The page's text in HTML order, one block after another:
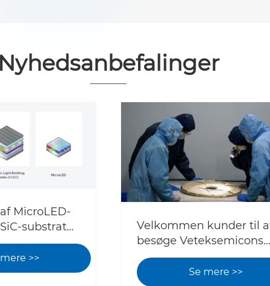
Nyhedsanbefalinger
MicroLED-
substrater
>>
Velkommen kunder til
besøge Veteksemicons
SIC -belægning/ TAC -
belægning og Epitaxy
Se mere >>